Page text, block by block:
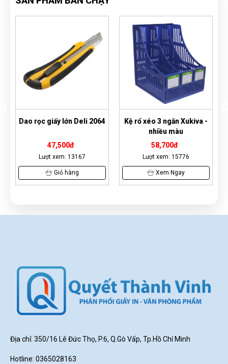
Dao rọc giấy lớn Deli 2064
47,500đ
Lượt xem: 13167
Giỏ hàng
Kệ rổ xéo 3 ngăn Xukiva -
nhiều màu
58,700đ
Lượt xem: 15776
Xem Ngay
Địa chỉ: 350/16 Lê Đức Thọ, P.6, Q.Gò Vấp, Tp.Hồ Chí Minh
Hotline: 0365028163